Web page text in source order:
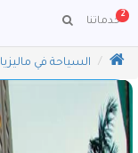
خدماتنا
2
السياحة في ماليزيا